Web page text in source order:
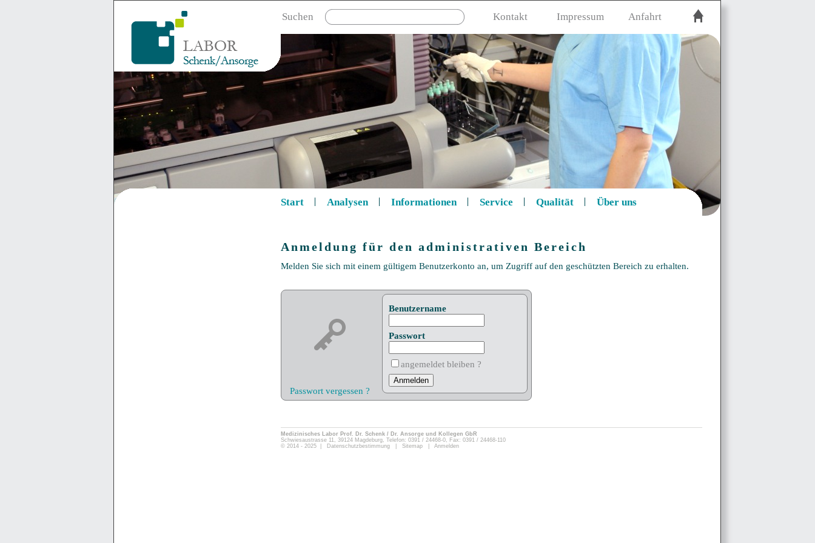
Suchen Kontakt Impressum Anfahrt
Start Analysen Informationen Service Qualität Über uns
Anmeldung für den administrativen Bereich
Melden Sie sich mit einem gültigem Benutzerkonto an, um Zugriff auf den geschützten Bereich zu erhalten.
Benutzername
Passwort
angemeldet bleiben ?
Passwort vergessen ?
Medizinisches Labor Prof. Dr. Schenk / Dr. Ansorge und Kollegen GbR
Schwiesaustrasse 11, 39124 Magdeburg, Telefon: 0391 / 24468-0, Fax: 0391 / 24468-110
© 2014 - 2025 | Datenschutzbestimmung Sitemap Anmelden